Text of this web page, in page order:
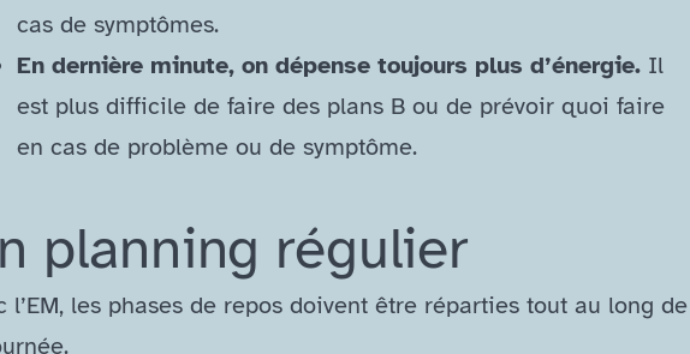
cas de symptômes.
En dernière minute, on dépense toujours plus d’énergie. Il
est plus difficile de faire des plans B ou de prévoir quoi faire
en cas de problème ou de symptôme.
planning régulier
l’EM, les phases de repos doivent être réparties tout au long de